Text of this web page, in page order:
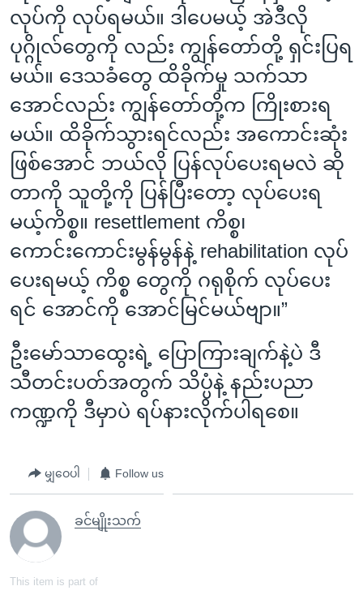
လုပ်ကို လုပ်ရမယ်။ ဒါပေမယ့် အဲဒီလို
ပုဂ္ဂိုလ်တွေကို လည်း ကျွန်တော်တို့ ရှင်းပြရ
မယ်။ ဒေသခံတွေ ထိခိုက်မှု သက်သာ
အောင်လည်း ကျွန်တော်တို့က ကြိုးစားရ
မယ်။ ထိခိုက်သွားရင်လည်း အကောင်းဆုံး
ဖြစ်အောင် ဘယ်လို ပြန်လုပ်ပေးရမလဲ ဆို
တာကို သူတို့ကို ပြန်ပြီးတော့ လုပ်ပေးရ
မယ့်ကိစ္စ။ resettlement ကိစ္စ၊
ကောင်းကောင်းမွန်မွန်နဲ့ rehabilitation လုပ်
ပေးရမယ့် ကိစ္စ တွေကို ဂရုစိုက် လုပ်ပေး
ရင် အောင်ကို အောင်မြင်မယ်ဗျာ။”
ဦးမော်သာထွေးရဲ့ ပြောကြားချက်နဲ့ပဲ ဒီ
သီတင်းပတ်အတွက် သိပ္ပံနဲ့ နည်းပညာ
ကဏ္ဍကို ဒီမှာပဲ ရပ်နားလိုက်ပါရစေ။
မျှဝေပါ Follow us
ခင်မျိုးသက်
This item is part of